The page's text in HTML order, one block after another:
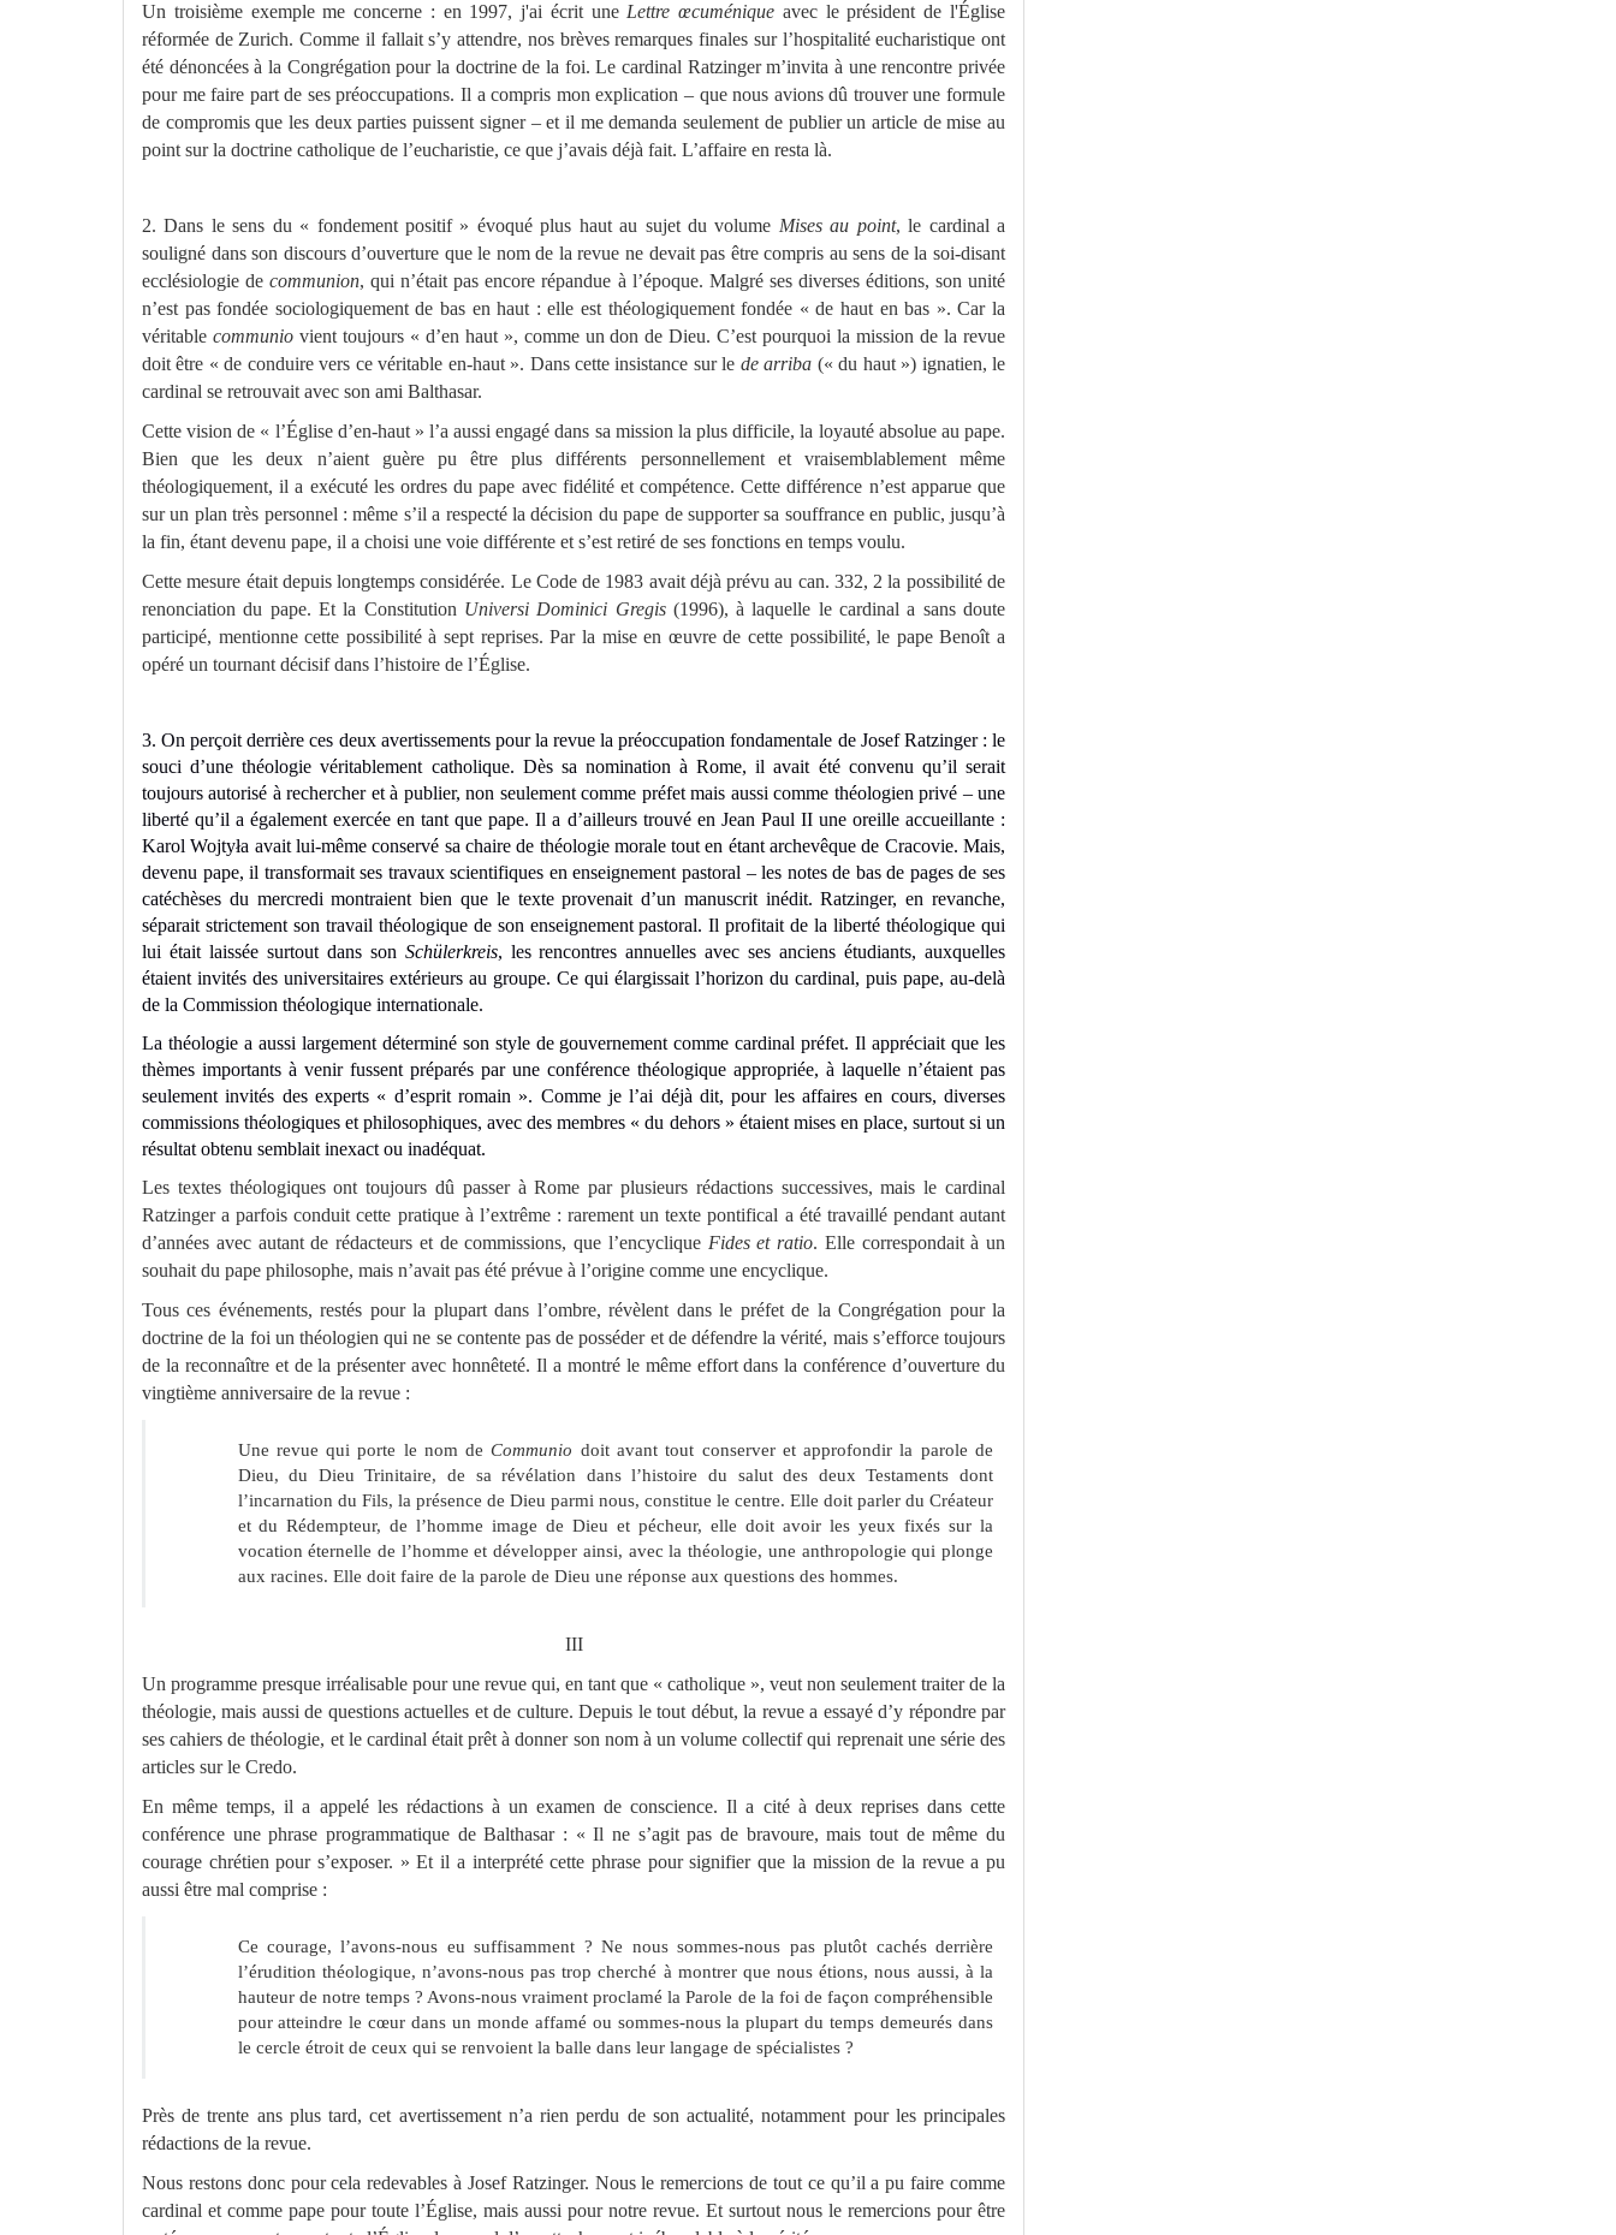
Un troisième exemple me concerne : en 1997, j'ai écrit une Lettre œcuménique avec le président de l'Église
réformée de Zurich. Comme il fallait s’y attendre, nos brèves remarques finales sur l’hospitalité eucharistique ont
été dénoncées à la Congrégation pour la doctrine de la foi. Le cardinal Ratzinger m’invita à une rencontre privée
pour me faire part de ses préoccupations. Il a compris mon explication – que nous avions dû trouver une formule
de compromis que les deux parties puissent signer – et il me demanda seulement de publier un article de mise au
point sur la doctrine catholique de l’eucharistie, ce que j’avais déjà fait. L’affaire en resta là.
2. Dans le sens du « fondement positif » évoqué plus haut au sujet du volume Mises au point, le cardinal a
souligné dans son discours d’ouverture que le nom de la revue ne devait pas être compris au sens de la soi-disant
ecclésiologie decommunion, qui n’était pas encore répandue à l’époque. Malgré ses diverses éditions, son unité
n’est pas fondée sociologiquement de bas en haut : elle est théologiquement fondée « de haut en bas ». Car la
véritable communiovient toujours « d’en haut », comme un don de Dieu. C’est pourquoi la mission de la revue
doit être « de conduire vers ce véritable en-haut ». Dans cette insistance sur le de arriba (« du haut ») ignatien, le
cardinal se retrouvait avec son ami Balthasar.
Cette vision de « l’Église d’en-haut » l’a aussi engagé dans sa mission la plus difficile, la loyauté absolue au pape.
Bien que les deux n’aient guère pu être plus différents personnellement et vraisemblablement même
théologiquement, il a exécuté les ordres du pape avec fidélité et compétence. Cette différence n’est apparue que
sur un plan très personnel : même s’il a respecté la décision du pape de supporter sa souffrance en public, jusqu’à
la fin, étant devenu pape, il a choisi une voie différente et s’est retiré de ses fonctions en temps voulu.
Cette mesure était depuis longtemps considérée. Le Code de 1983 avait déjà prévu au can. 332, 2 la possibilité de
renonciation du pape. Et la Constitution Universi Dominici Gregis(1996), à laquelle le cardinal a sans doute
participé, mentionne cette possibilité à sept reprises. Par la mise en œuvre de cette possibilité, le pape Benoît a
opéré un tournant décisif dans l’histoire de l’Église.
3. On perçoit derrière ces deux avertissements pour la revue la préoccupation fondamentale de Josef Ratzinger : le
souci d’une théologie véritablement catholique. Dès sa nomination à Rome, il avait été convenu qu’il serait
toujours autorisé à rechercher et à publier, non seulement comme préfet mais aussi comme théologien privé – une
liberté qu’il a également exercée en tant que pape. Il a d’ailleurs trouvé en Jean Paul II une oreille accueillante :
Karol Wojtyła avait lui-même conservé sa chaire de théologie morale tout en étant archevêque de Cracovie. Mais,
devenu pape, il transformait ses travaux scientifiques en enseignement pastoral – les notes de bas de pages de ses
catéchèses du mercredi montraient bien que le texte provenait d’un manuscrit inédit. Ratzinger, en revanche,
séparait strictement son travail théologique de son enseignement pastoral. Il profitait de la liberté théologique qui
lui était laissée surtout dans son Schülerkreis, les rencontres annuelles avec ses anciens étudiants, auxquelles
étaient invités des universitaires extérieurs au groupe. Ce qui élargissait l’horizon du cardinal, puis pape, au-delà
de la Commission théologique internationale.
La théologie a aussi largement déterminé son style de gouvernement comme cardinal préfet. Il appréciait que les
thèmes importants à venir fussent préparés par une conférence théologique appropriée, à laquelle n’étaient pas
seulement invités des experts « d’esprit romain ». Comme je l’ai déjà dit, pour les affaires en cours, diverses
commissions théologiques et philosophiques, avec des membres « du dehors » étaient mises en place, surtout si un
résultat obtenu semblait inexact ou inadéquat.
Les textes théologiques ont toujours dû passer à Rome par plusieurs rédactions successives, mais le cardinal
Ratzinger a parfois conduit cette pratique à l’extrême : rarement un texte pontifical a été travaillé pendant autant
d’années avec autant de rédacteurs et de commissions, que l’encyclique Fides et ratio. Elle correspondait à un
souhait du pape philosophe, mais n’avait pas été prévue à l’origine comme une encyclique.
Tous ces événements, restés pour la plupart dans l’ombre, révèlent dans le préfet de la Congrégation pour la
doctrine de la foi un théologien qui ne se contente pas de posséder et de défendre la vérité, mais s’efforce toujours
de la reconnaître et de la présenter avec honnêteté. Il a montré le même effort dans la conférence d’ouverture du
vingtième anniversaire de la revue :
Une revue qui porte le nom deCommunio doit avant tout conserver et approfondir la parole de
Dieu, du Dieu Trinitaire, de sa révélation dans l’histoire du salut des deux Testaments dont
l’incarnation du Fils, la présence de Dieu parmi nous, constitue le centre. Elle doit parler du Créateur
et du Rédempteur, de l’homme image de Dieu et pécheur, elle doit avoir les yeux fixés sur la
vocation éternelle de l’homme et développer ainsi, avec la théologie, une anthropologie qui plonge
aux racines. Elle doit faire de la parole de Dieu une réponse aux questions des hommes.
III
Un programme presque irréalisable pour une revue qui, en tant que « catholique », veut non seulement traiter de la
théologie, mais aussi de questions actuelles et de culture. Depuis le tout début, la revue a essayé d’y répondre par
ses cahiers de théologie, et le cardinal était prêt à donner son nom à un volume collectif qui reprenait une série des
articles sur le Credo.
En même temps, il a appelé les rédactions à un examen de conscience. Il a cité à deux reprises dans cette
conférence une phrase programmatique de Balthasar : « Il ne s’agit pas de bravoure, mais tout de même du
courage chrétien pour s’exposer. » Et il a interprété cette phrase pour signifier que la mission de la revue a pu
aussi être mal comprise :
Ce courage, l’avons-nous eu suffisamment ? Ne nous sommes-nous pas plutôt cachés derrière
l’érudition théologique, n’avons-nous pas trop cherché à montrer que nous étions, nous aussi, à la
hauteur de notre temps ? Avons-nous vraiment proclamé la Parole de la foi de façon compréhensible
pour atteindre le cœur dans un monde affamé ou sommes-nous la plupart du temps demeurés dans
le cercle étroit de ceux qui se renvoient la balle dans leur langage de spécialistes ?
Près de trente ans plus tard, cet avertissement n’a rien perdu de son actualité, notamment pour les principales
rédactions de la revue.
Nous restons donc pour cela redevables à Josef Ratzinger. Nous le remercions de tout ce qu’il a pu faire comme
cardinal et comme pape pour toute l’Église, mais aussi pour notre revue. Et surtout nous le remercions pour être